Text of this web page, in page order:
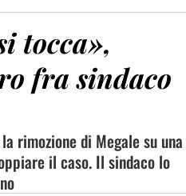
tocca»,
fra sindaco
rimozione di Megale su una
il caso. Il sindaco lo